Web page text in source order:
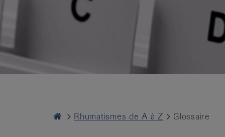
Home
Rhumatismes de A à Z Glossaire